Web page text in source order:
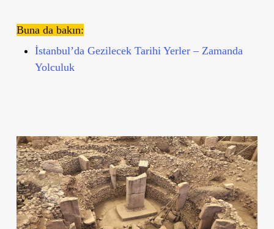
Buna da bakın:
İstanbul’da Gezilecek Tarihi Yerler – Zamanda
Yolculuk